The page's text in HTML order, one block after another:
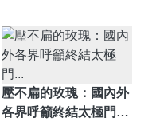
壓不扁的玫瑰：國內外
各界呼籲終結太極門的